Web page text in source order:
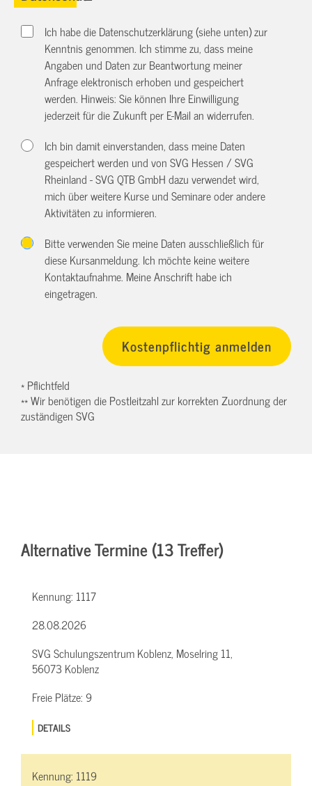
Ich habe die Datenschutzerklärung (siehe unten) zur
Kenntnis genommen. Ich stimme zu, dass meine
Angaben und Daten zur Beantwortung meiner
Anfrage elektronisch erhoben und gespeichert
werden. Hinweis: Sie können Ihre Einwilligung
jederzeit für die Zukunft per E-Mail anwiderrufen.
Ich bin damit einverstanden, dass meine Daten
gespeichert werden und von SVG Hessen / SVG
Rheinland - SVG QTB GmbH dazu verwendet wird,
mich über weitere Kurse und Seminare oder andere
Aktivitäten zu informieren.
Bitte verwenden Sie meine Daten ausschließlich für
diese Kursanmeldung. Ich möchte keine weitere
Kontaktaufnahme. Meine Anschrift habe ich
eingetragen.
* Pflichtfeld
** Wir benötigen die Postleitzahl zur korrekten Zuordnung der
zuständigen SVG
Alternative Termine (13 Treffer)
Kennung: 1117
28.08.2026
SVG Schulungszentrum Koblenz, Moselring 11,
56073 Koblenz
Freie Plätze: 9
DETAILS
Kennung: 1119